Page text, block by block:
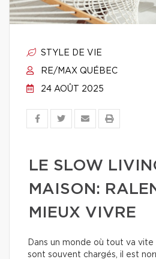
STYLE DE VIE
RE/MAX QUÉBEC
24 AOÛT 2025
LE SLOW
MAISON:
MIEUX VIVRE
Dans un monde où tout va vite
sont souvent chargés, il est